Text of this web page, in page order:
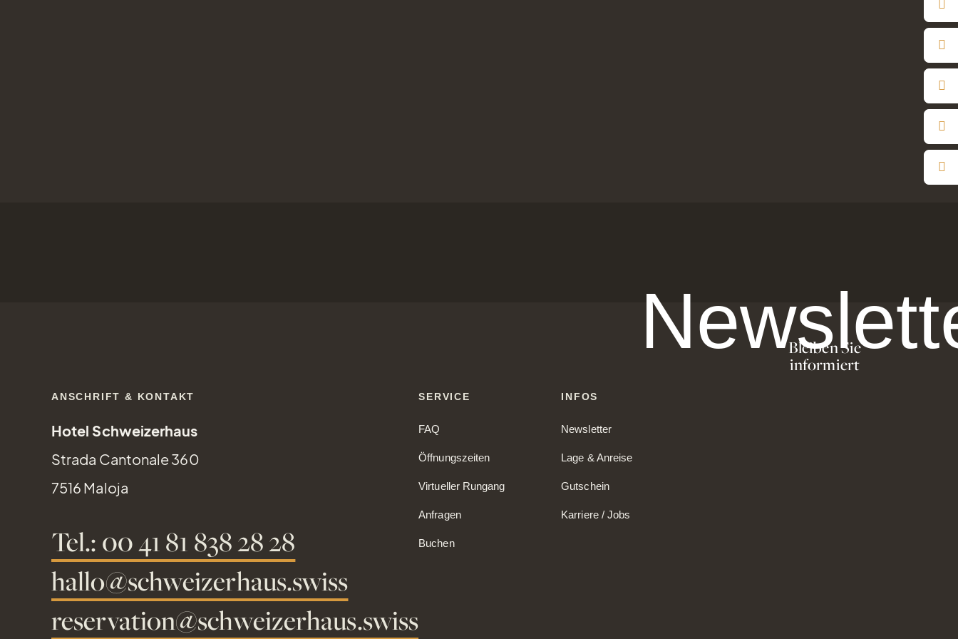
Bleiben Sie
informiert
ANSCHRIFT & KONTAKT
Hotel Schweizerhaus
Strada Cantonale 360
7516 Maloja
Tel.: 00 41 81 838 28 28
hallo@schweizerhaus.swiss
reservation@schweizerhaus.swiss
SERVICE
FAQ
Öffnungszeiten
Virtueller Rungang
Anfragen
Buchen
INFOS
Newsletter
Lage & Anreise
Gutschein
Karriere / Jobs